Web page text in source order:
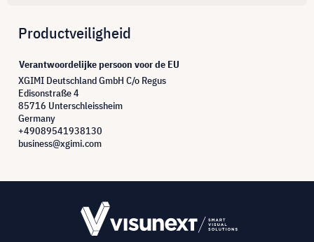
Productveiligheid
Verantwoordelijke persoon voor de EU
XGIMI Deutschland GmbH C/o Regus
Edisonstraße 4
85716 Unterschleissheim
Germany
+49089541938130
business@xgimi.com